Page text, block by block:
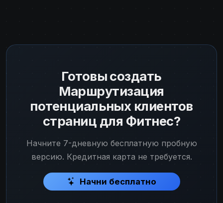
Готовы создать
Маршрутизация
потенциальных клиентов
страниц для Фитнес?
Начните 7-дневную бесплатную пробную
версию. Кредитная карта не требуется.
Начни бесплатно